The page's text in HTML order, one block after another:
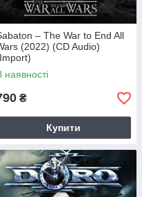
– The War to End All
(2022) (CD Audio)
наявності
₴
Купити